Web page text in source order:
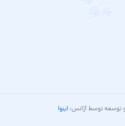
توسعه توسط آژانس: اینوا